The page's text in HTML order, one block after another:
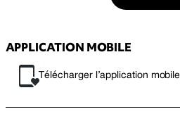
APPLICATION MOBILE
Télécharger l’application mobile